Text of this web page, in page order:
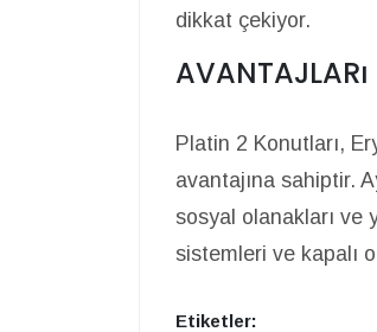
dikkat çekiyor.
AVANTAJLARı
Platin 2 Konutları,
avantajına sahiptir.
sosyal olanakları ve
sistemleri ve kapalı
Etiketler: